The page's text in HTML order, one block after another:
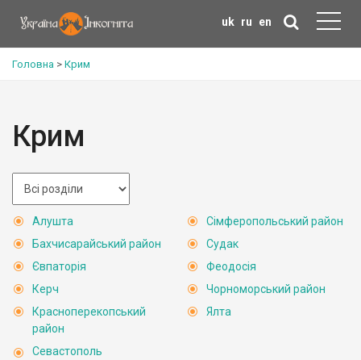
uk ru en
Головна > Крим
Крим
Алушта
Бахчисарайський район
Євпаторія
Керч
Красноперекопський
район
Севастополь
Сімферопольський район
Судак
Феодосія
Чорноморський район
Ялта